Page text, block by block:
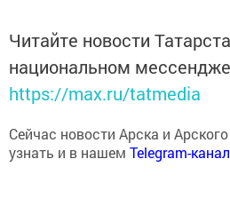
Читайте новости
национальном
https://max.ru/tatmedia
Сейчас новости Арска и
узнать и в нашемTelegram-